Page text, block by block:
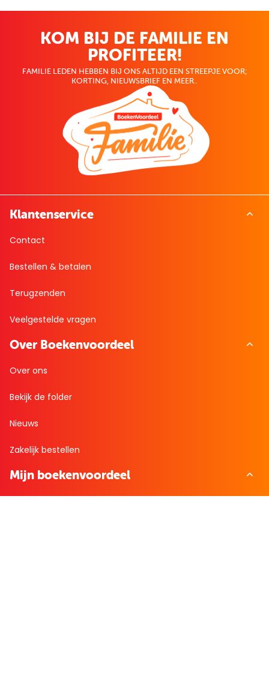
KOM BIJ DE FAMILIE EN
PROFITEER!
FAMILIE LEDEN HEBBEN BIJ ONS ALTIJD EEN STREEPJE VOOR;
KORTING, NIEUWSBRIEF EN MEER..
Klantenservice
Contact
Bestellen & betalen
Terugzenden
Veelgestelde vragen
Over Boekenvoordeel
Over ons
Bekijk de folder
Nieuws
Zakelijk bestellen
Mijn boekenvoordeel